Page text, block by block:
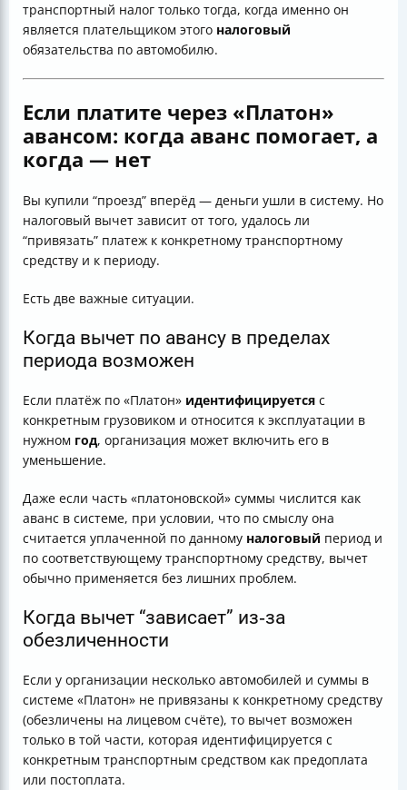
транспортный налог только тогда, когда именно он
является плательщиком этого налоговый
обязательства по автомобилю.
Если платите через «Платон»
авансом: когда аванс помогает, а
когда — нет
Вы купили “проезд” вперёд — деньги ушли в систему. Но
налоговый вычет зависит от того, удалось ли
“привязать” платеж к конкретному транспортному
средству и к периоду.
Есть две важные ситуации.
Когда вычет по авансу в пределах
периода возможен
Если платёж по «Платон» идентифицируется с
конкретным грузовиком и относится к эксплуатации в
нужном год, организация может включить его в
уменьшение.
Даже если часть «платоновской» суммы числится как
аванс в системе, при условии, что по смыслу она
считается уплаченной по данному налоговый период и
по соответствующему транспортному средству, вычет
обычно применяется без лишних проблем.
Когда вычет “зависает” из‑за
обезличенности
Если у организации несколько автомобилей и суммы в
системе «Платон» не привязаны к конкретному средству
(обезличены на лицевом счёте), то вычет возможен
только в той части, которая идентифицируется с
конкретным транспортным средством как предоплата
или постоплата.